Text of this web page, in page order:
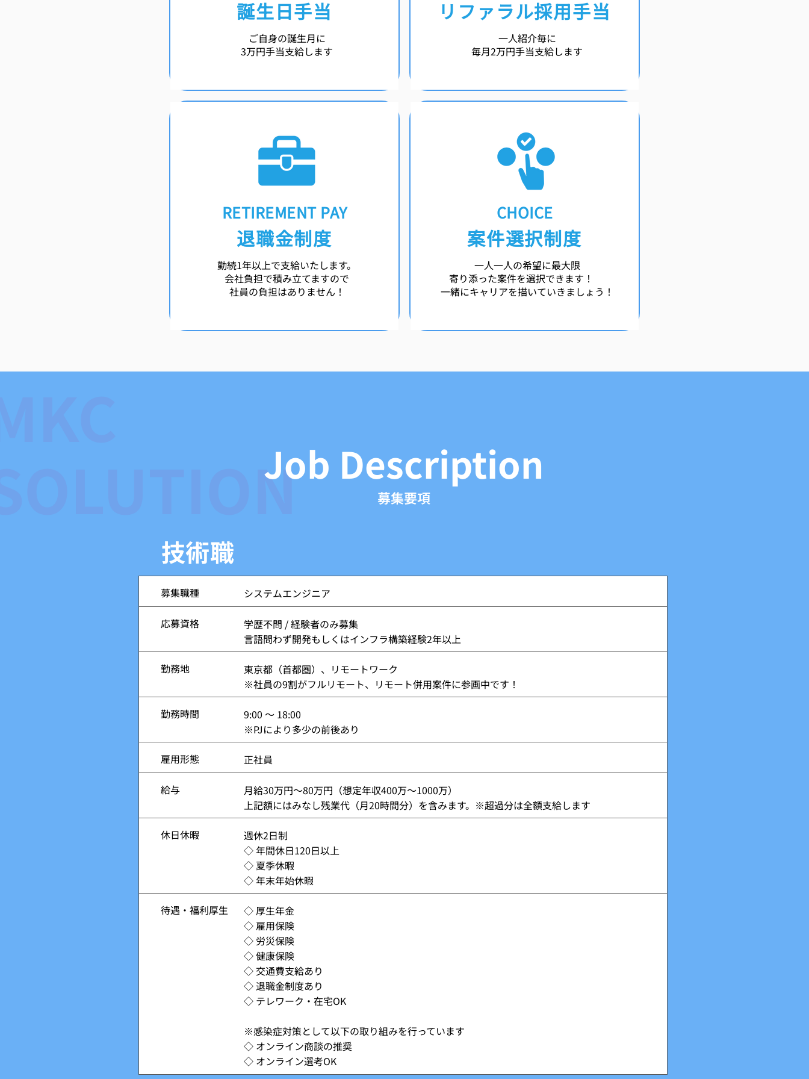
誕生日手当
ご自身の誕生月に
3万円手当支給します
RETIREMENT PAY
退職金制度
勤続1年以上で支給いたします。
会社負担で積み立てますので
社員の負担はありません！
リファラル採用手当
一人紹介毎に
毎月2万円手当支給します
CHOICE
案件選択制度
一人一人の希望に最大限
寄り添った案件を選択できます！
一緒にキャリアを描いていきましょう！
募集要項
Job Description
技術職
募集職種 システムエンジニア
応募資格
学歴不問 / 経験者のみ募集
言語問わず開発もしくはインフラ構築経験2年以上
勤務地
東京都（首都圏）、リモートワーク
※社員の9割がフルリモート、リモート併用案件に参画中です！
勤務時間
9:00 ～ 18:00
※PJにより多少の前後あり
雇用形態 正社員
給与
月給30万円～80万円（想定年収400万～1000万）
上記額にはみなし残業代（月20時間分）を含みます。※超過分は全額支給します
休日休暇
週休2日制
◇ 年間休日120日以上
◇ 夏季休暇
◇ 年末年始休暇
待遇・福利厚生
◇ 厚生年金
◇ 雇用保険
◇ 労災保険
◇ 健康保険
◇ 交通費支給あり
◇ 退職金制度あり
◇ テレワーク・在宅OK
※感染症対策として以下の取り組みを行っています
◇ オンライン商談の推奨
◇ オンライン選考OK